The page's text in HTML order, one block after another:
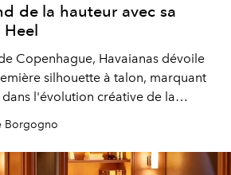
de la hauteur avec sa
Copenhague, Havaianas dévoile
silhouette à talon, marquant
l'évolution créative de la
Borgogno